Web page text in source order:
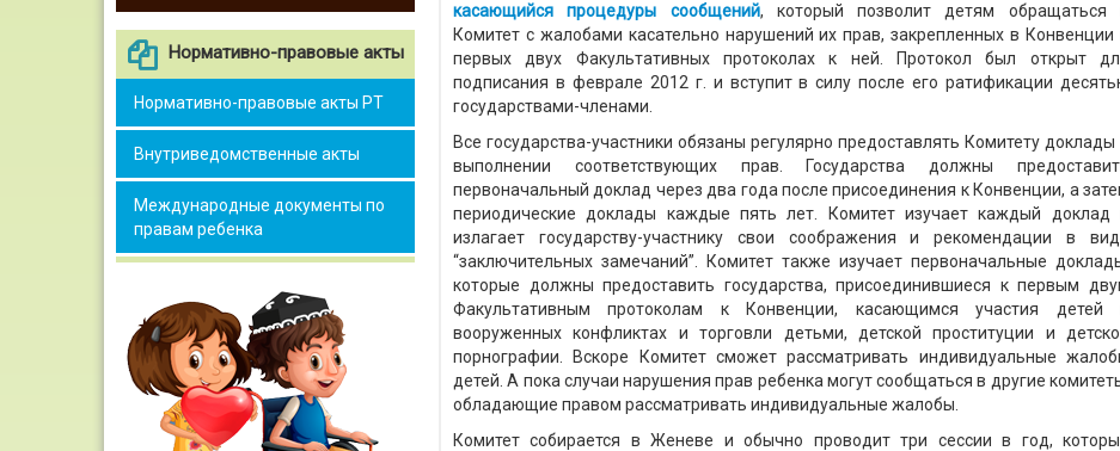
Нормативно-правовые акты
Нормативно-правовые акты РТ
Внутриведомственные акты
Международные документы по
правам ребенка
касающийся процедуры сообщений, который позволит детям обращаться
Комитет с жалобами касательно нарушений их прав, закрепленных в Конвенции
первых двух Факультативных протоколах к ней. Протокол был открыт
подписания в феврале 2012 г. и вступит в силу после его ратификации
государствами-членами.
Все государства-участники обязаны регулярно предоставлять Комитету доклады
выполнении соответствующих прав. Государства должны
первоначальный доклад через два года после присоединения к Конвенции, а
периодические доклады каждые пять лет. Комитет изучает каждый доклад
излагает государству-участнику свои соображения и рекомендации в
“заключительных замечаний”. Комитет также изучает первоначальные
которые должны предоставить государства, присоединившиеся к первым
Факультативным протоколам к Конвенции, касающимся участия детей
вооруженных конфликтах и торговли детьми, детской проституции и
порнографии. Вскоре Комитет сможет рассматривать индивидуальные
детей. А пока случаи нарушения прав ребенка могут сообщаться в другие
обладающие правом рассматривать индивидуальные жалобы.
Комитет собирается в Женеве и обычно проводит три сессии в год,